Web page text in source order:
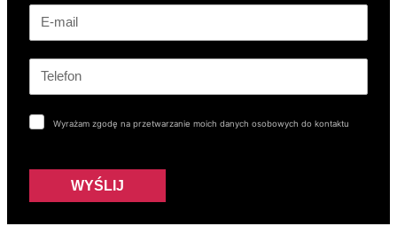
Wyrażam zgodę na przetwarzanie moich danych osobowych do kontaktu
WYŚLIJ